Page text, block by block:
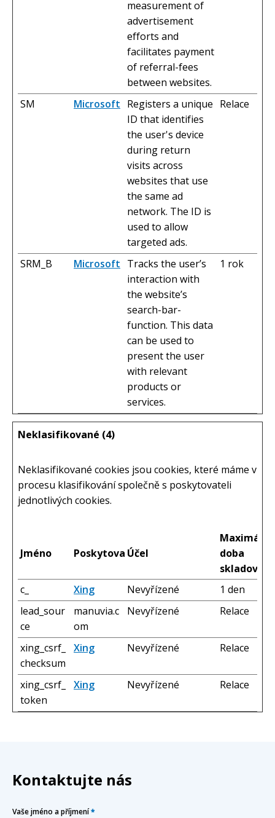
measurement of
advertisement
efforts and
facilitates payment
of referral-fees
between websites.
SM
Microsoft Registers a unique
ID that identifies
the user's device
during return
visits across
websites that use
the same ad
network. The ID is
used to allow
targeted ads.
Relace
SRM_B Microsoft Tracks the user’s
interaction with
the website’s
search-bar-
function. This data
can be used to
present the user
with relevant
products or
services.
1 rok
Neklasifikované (4)
Neklasifikované cookies jsou cookies, které máme v
procesu klasifikování společně s poskytovateli
jednotlivých cookies.
Jméno Poskytovatel
Účel
Maximální
doba
skladování
c_
Xing Nevyřízené
1 den
lead_sour
ce
manuvia.c
om
Nevyřízené Relace
xing_csrf_
checksum
Xing Nevyřízené Relace
xing_csrf_
token
Xing Nevyřízené Relace
Kontaktujte nás
Vaše jméno a příjmení*